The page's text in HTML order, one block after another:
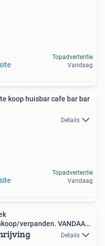
Topadvertentie
Vandaag
koop huisbar cafe bar bar
Details
Topadvertentie
Vandaag
verpanden. VANDAAG
Details